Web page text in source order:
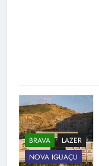
BRAVA
LAZER
NOVA IGUAÇU